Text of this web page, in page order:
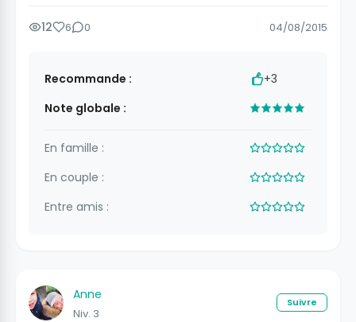
12 6 0 04/08/2015
Recommande :
+3
Note globale :
En famille :
En couple :
Entre amis :
Anne
Niv. 3
Suivre